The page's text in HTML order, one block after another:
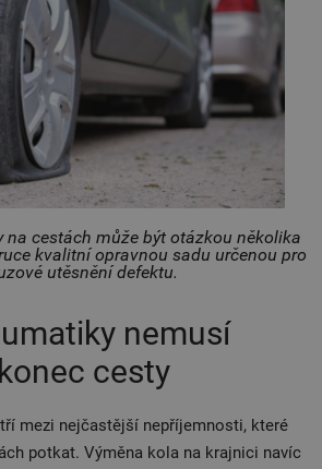
na cestách může být otázkou několika
kvalitní opravnou sadu určenou pro
utěsnění defektu.
nemusí
cesty
mezi nejčastější nepříjemnosti, které
potkat. Výměna kola na krajnici navíc